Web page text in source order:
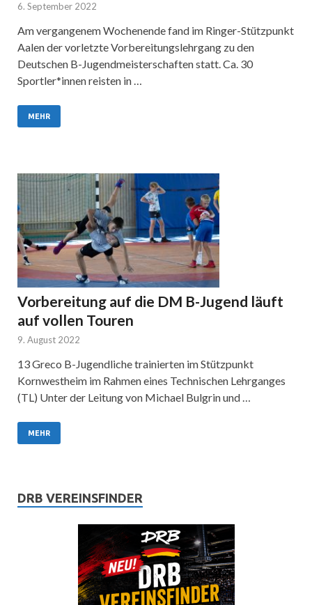
6. September 2022
Am vergangenem Wochenende fand im Ringer-Stützpunkt
Aalen der vorletzte Vorbereitungslehrgang zu den
Deutschen B-Jugendmeisterschaften statt. Ca. 30
Sportler*innen reisten in …
MEHR
Vorbereitung auf die DM B-Jugend läuft
auf vollen Touren
9. August 2022
13 Greco B-Jugendliche trainierten im Stützpunkt
Kornwestheim im Rahmen eines Technischen Lehrganges
(TL) Unter der Leitung von Michael Bulgrin und …
MEHR
DRB VEREINSFINDER